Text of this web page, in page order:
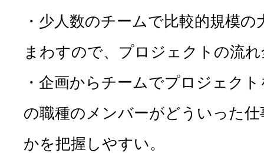
・少人数のチームで比較的規模
まわすので、プロジェクトの流
・企画からチームでプロジェク
の職種のメンバーがどういった
かを把握しやすい。